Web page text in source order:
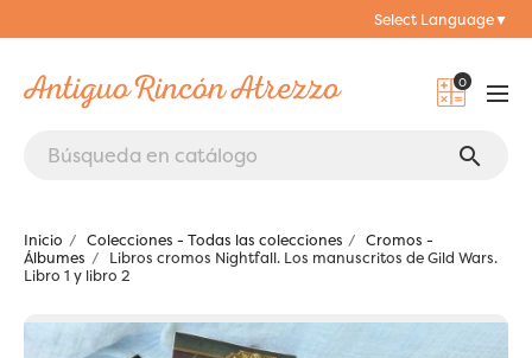
Select Language▼
0
search
Inicio Colecciones - Todas las colecciones
Cromos -
Álbumes
Libros cromos Nightfall. Los manuscritos de Gild Wars.
Libro 1 y libro 2